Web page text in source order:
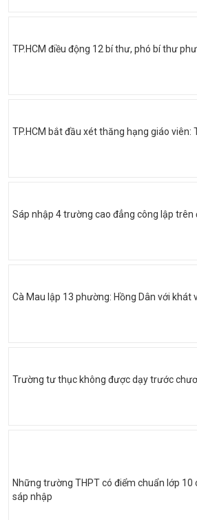
TP.HCM điều động 12 bí thư, phó bí thư
TP.HCM bắt đầu xét thăng hạng giáo viên:
Sáp nhập 4 trường cao đẳng công lập trên
Cà Mau lập 13 phường: Hồng Dân với
Trường tư thục không được dạy trước
Những trường THPT có điểm chuẩn lớp 10
sáp nhập